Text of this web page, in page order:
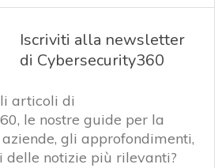
Iscriviti alla newsletter
di Cybersecurity360
articoli di
le nostre guide per la
gli approfondimenti,
delle notizie più rilevanti?